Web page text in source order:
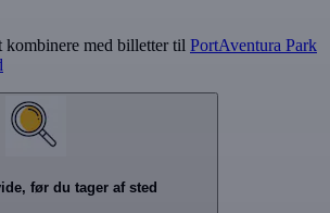
med billetter til PortAventura Park
før du tager af sted